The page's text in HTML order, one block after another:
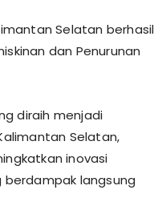
Selatan berhasil
dan Penurunan
diraih menjadi
Selatan,
inovasi
langsung